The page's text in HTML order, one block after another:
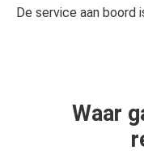
De service aan boord
Waar